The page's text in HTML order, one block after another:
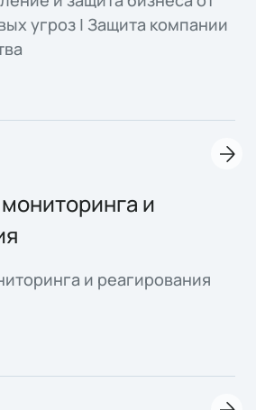
угроз | Защита компании
и
и реагирования